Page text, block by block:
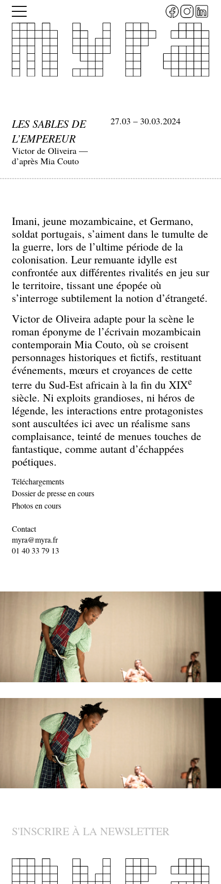
Aller
contenu
principal
Menu
LES SABLES DE
L’EMPEREUR
Victor de Oliveira —
d’après Mia Couto
27.03 – 30.03.2024
Imani, jeune mozambicaine, et Germano,
soldat portugais, s’aiment dans le tumulte de
la guerre, lors de l’ultime période de la
colonisation. Leur remuante idylle est
confrontée aux différentes rivalités en jeu sur
le territoire, tissant une épopée où
s’interroge subtilement la notion d’étrangeté.
Victor de Oliveira adapte pour la scène le
roman éponyme de l’écrivain mozambicain
contemporain Mia Couto, où se croisent
personnages historiques et fictifs, restituant
événements, mœurs et croyances de cette
terre du Sud-Est africain à la fin du XIXe
siècle. Ni exploits grandioses, ni héros de
légende, les interactions entre protagonistes
sont auscultées ici avec un réalisme sans
complaisance, teinté de menues touches de
fantastique, comme autant d’échappées
poétiques.
Téléchargements
Dossier de presse en cours
Photos en cours
Contact
myra@myra.fr
01 40 33 79 13
S'INSCRIRE À LA NEWSLETTER